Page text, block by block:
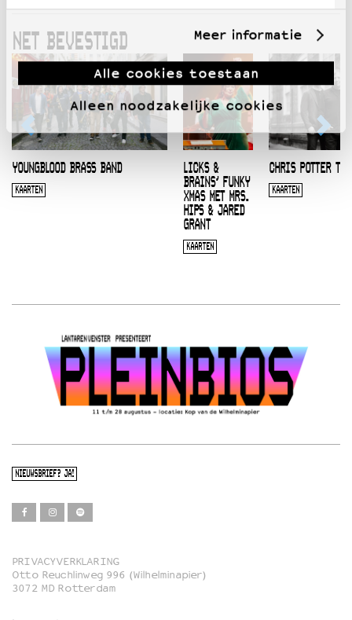
Meer informatie
Alle cookies toestaan
Alleen noodzakelijke cookies
NET BEVESTIGD
YOUNGBLOOD BRASS BAND
KAARTEN
LICKS &
BRAINS’ FUNKY
XMAS MET MRS.
HIPS & JARED
GRANT
KAARTEN
CHRIS POTTER
KAARTEN
NIEUWSBRIEF? JA!
Film
PRIVACYVERKLARING
Otto Reuchlinweg 996 (Wilhelminapier)
3072 MD Rotterdam